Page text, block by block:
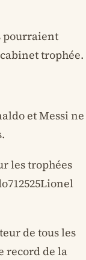
pourraient
trophée.
et Messi ne
les trophées
de tous les
record de la